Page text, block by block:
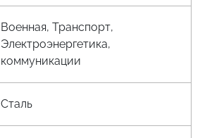
Военная, Транспорт,
Электроэнергетика,
коммуникации
Сталь